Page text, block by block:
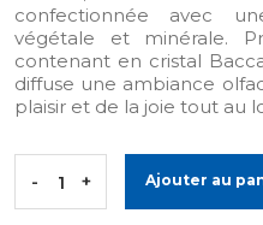
confectionnée avec
végétale et minérale.
contenant en cristal
diffuse une ambiance
plaisir et de la joie tout au
- + Ajouter au